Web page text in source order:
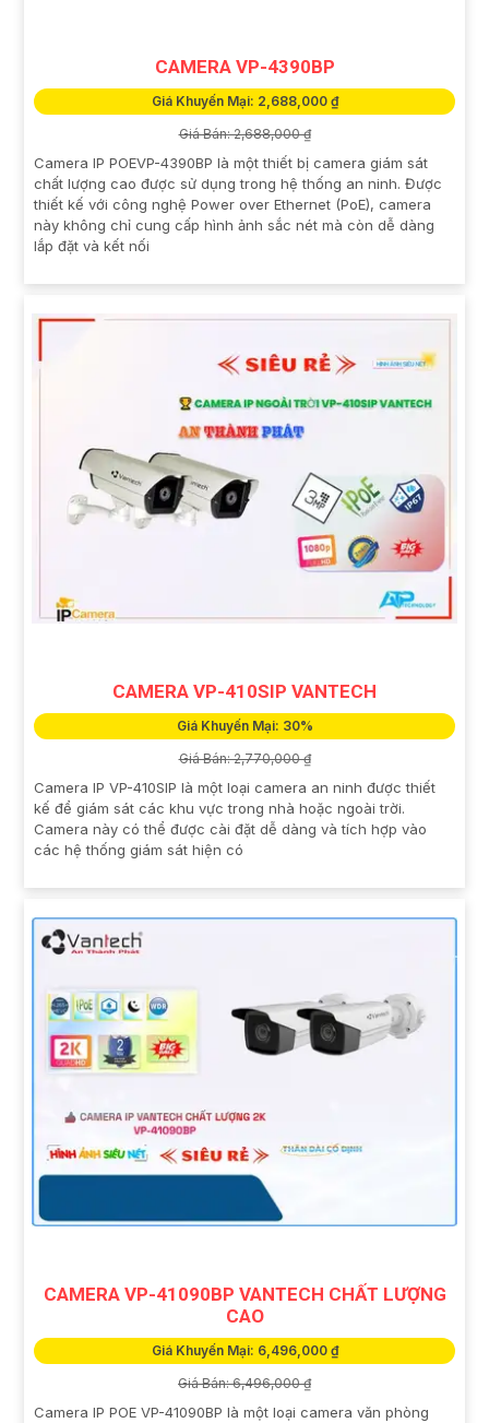
CAMERA VP-4390BP
Giá Khuyến Mại: 2,688,000 ₫
Giá Bán: 2,688,000 ₫
Camera IP POEVP-4390BP là một thiết bị camera giám sát
chất lượng cao được sử dụng trong hệ thống an ninh. Được
thiết kế với công nghệ Power over Ethernet (PoE), camera
này không chỉ cung cấp hình ảnh sắc nét mà còn dễ dàng
lắp đặt và kết nối
CAMERA VP-410SIP VANTECH
Giá Khuyến Mại: 30%
Giá Bán: 2,770,000 ₫
Camera IP VP-410SIP là một loại camera an ninh được thiết
kế để giám sát các khu vực trong nhà hoặc ngoài trời.
Camera này có thể được cài đặt dễ dàng và tích hợp vào
các hệ thống giám sát hiện có
CAMERA VP-41090BP VANTECH CHẤT LƯỢNG
CAO
Giá Khuyến Mại: 6,496,000 ₫
Giá Bán: 6,496,000 ₫
Camera IP POE VP-41090BP là một loại camera văn phòng